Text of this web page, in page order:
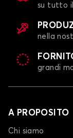
su tutto
nella
grandi
A PROPOSITO
Chi siamo